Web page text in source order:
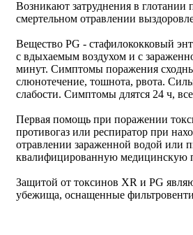
Возникают затруднения в
смертельном отравлении
Вещество РG - стафилококковый
с вдыхаемым воздухом и с
минут. Симптомы поражения
слюнотечение, тошнота, рвота.
слабости. Симптомы длятся 24 ч,
Первая помощь при поражении
противогаз или респиратор при
отравлении зараженной водой или
квалифицированную медицинскую
Защитой от токсинов ХR и РG
убежища, оснащенные